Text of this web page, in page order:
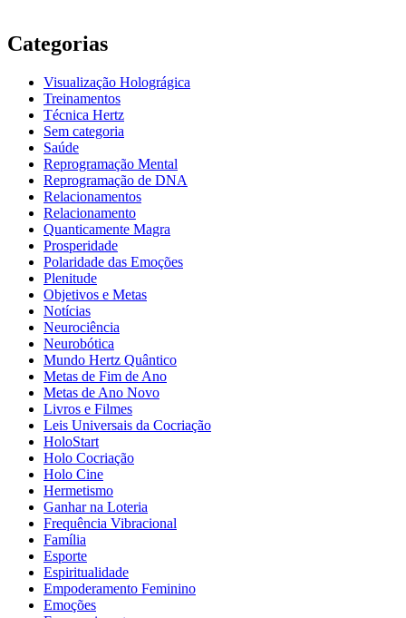
Categorias
Visualização Holográgica
Treinamentos
Técnica Hertz
Sem categoria
Saúde
Reprogramação Mental
Reprogramação de DNA
Relacionamentos
Relacionamento
Quanticamente Magra
Prosperidade
Polaridade das Emoções
Plenitude
Objetivos e Metas
Notícias
Neurociência
Neurobótica
Mundo Hertz Quântico
Metas de Fim de Ano
Metas de Ano Novo
Livros e Filmes
Leis Universais da Cocriação
HoloStart
Holo Cocriação
Holo Cine
Hermetismo
Ganhar na Loteria
Frequência Vibracional
Família
Esporte
Espiritualidade
Empoderamento Feminino
Emoções